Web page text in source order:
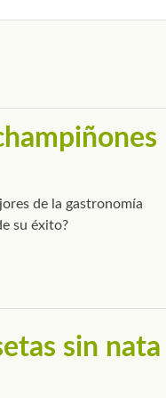
de la gastronomía
su éxito?
sin nata